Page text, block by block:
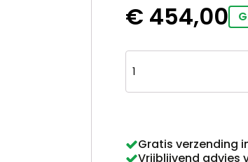
€ 454,00
Keramische
urn
Love
Gratis verzending
Vrijblijvend advies